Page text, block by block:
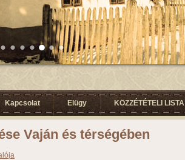
Kapcsolat Elügy KÖZZÉTÉTELI LISTA
Vaján és térségében